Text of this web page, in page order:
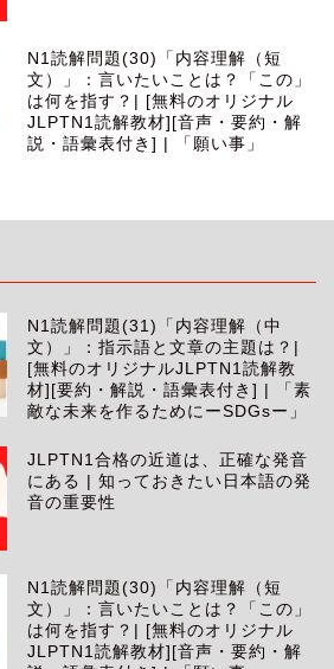
N1読解問題(30)「内容理解（短
文）」：言いたいことは？「この」
は何を指す？| [無料のオリジナル
JLPTN1読解教材][音声・要約・解
説・語彙表付き] | 「願い事」
N1読解問題(31)「内容理解（中
文）」：指示語と文章の主題は？|
[無料のオリジナルJLPTN1読解教
材][要約・解説・語彙表付き] | 「素
敵な未来を作るためにーSDGsー」
JLPTN1合格の近道は、正確な発音
にある | 知っておきたい日本語の発
音の重要性
N1読解問題(30)「内容理解（短
文）」：言いたいことは？「この」
は何を指す？| [無料のオリジナル
JLPTN1読解教材][音声・要約・解